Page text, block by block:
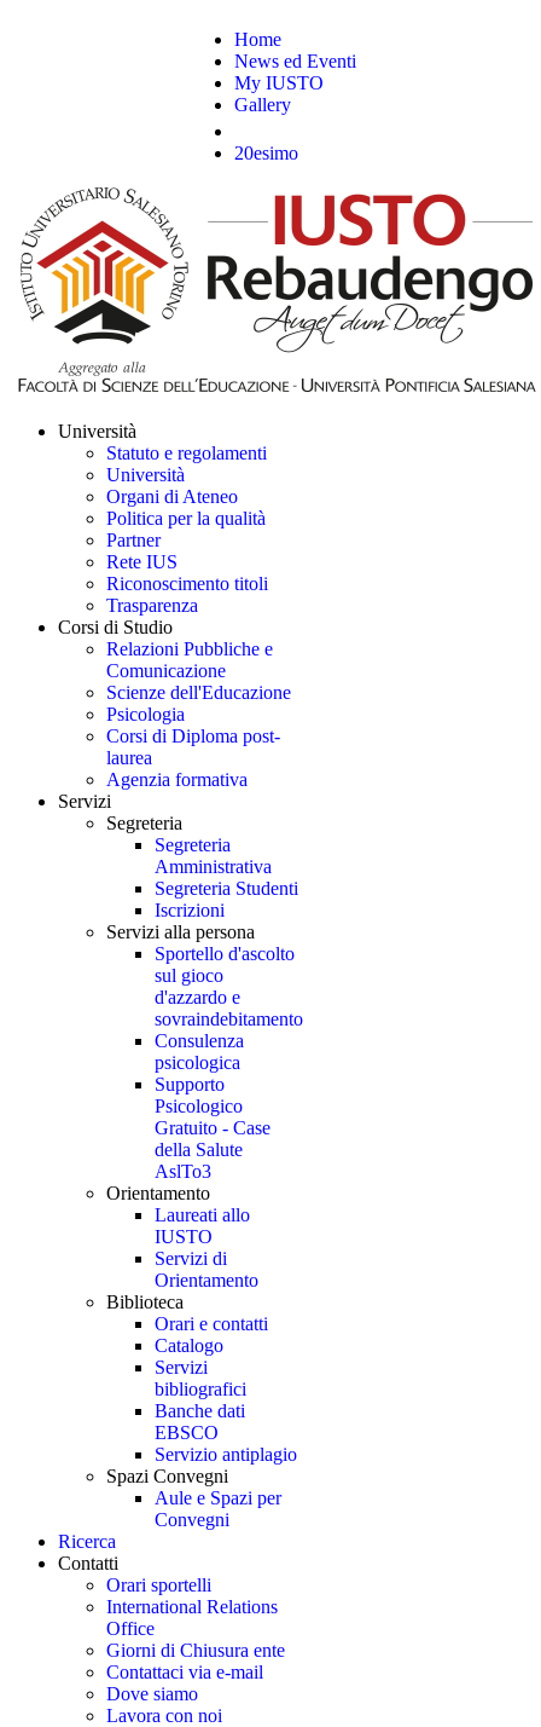
Home
News ed Eventi
My IUSTO
Gallery
20esimo
Università
Statuto e regolamenti
Università
Organi di Ateneo
Politica per la qualità
Partner
Rete IUS
Riconoscimento titoli
Trasparenza
Corsi di Studio
Relazioni Pubbliche e
Comunicazione
Scienze dell'Educazione
Psicologia
Corsi di Diploma post-
laurea
Agenzia formativa
Servizi
Segreteria
Segreteria
Amministrativa
Segreteria Studenti
Iscrizioni
Servizi alla persona
Sportello d'ascolto
sul gioco
d'azzardo e
sovraindebitamento
Consulenza
psicologica
Supporto
Psicologico
Gratuito - Case
della Salute
AslTo3
Orientamento
Laureati allo
IUSTO
Servizi di
Orientamento
Biblioteca
Orari e contatti
Catalogo
Servizi
bibliografici
Banche dati
EBSCO
Servizio antiplagio
Spazi Convegni
Aule e Spazi per
Convegni
Ricerca
Contatti
Orari sportelli
International Relations
Office
Giorni di Chiusura ente
Contattaci via e-mail
Dove siamo
Lavora con noi